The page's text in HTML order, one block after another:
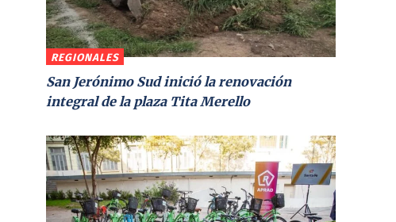
REGIONALES
San Jerónimo Sud inició la renovación
integral de la plaza Tita Merello